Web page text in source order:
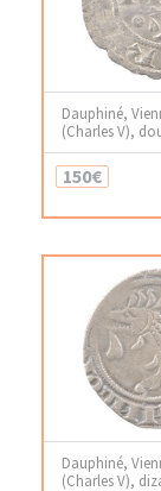
Dauphiné,
(Charles V),
150€
Dauphiné,
(Charles V),